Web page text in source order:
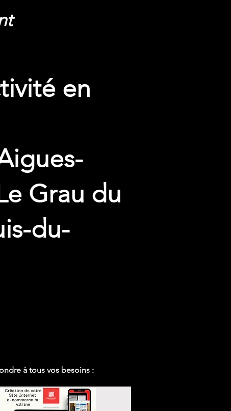
en
Grau du
du-
à tous vos besoins :